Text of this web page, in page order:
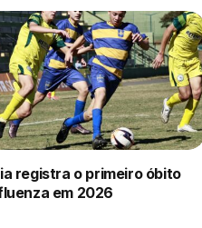
registra o primeiro óbito
em 2026